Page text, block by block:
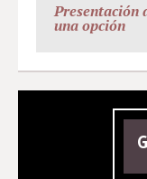
Presentación
una opción